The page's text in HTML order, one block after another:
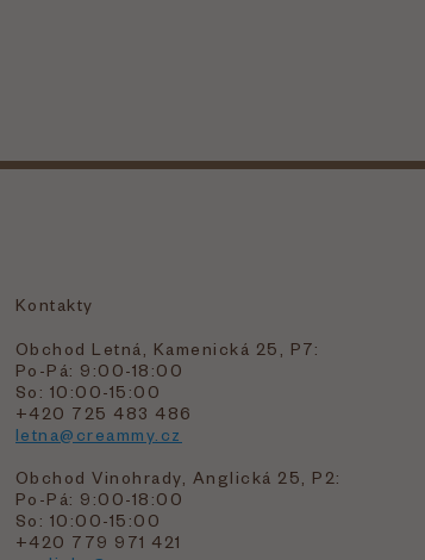
Kontakty
Obchod Letná, Kamenická 25, P7:
Po-Pá: 9:00-18:00
So: 10:00-15:00
+420 725 483 486
letna@creammy.cz
Obchod Vinohrady, Anglická 25, P2:
Po-Pá: 9:00-18:00
So: 10:00-15:00
+420 779 971 421